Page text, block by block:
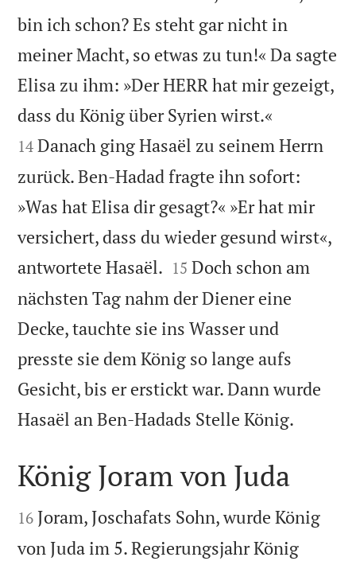
bin ich schon? Es steht gar nicht in
meiner Macht, so etwas zu tun!« Da sagte
Elisa zu ihm: »Der HERR hat mir gezeigt,
dass du König über Syrien wirst.«
14 Danach ging Hasaël zu seinem Herrn
zurück. Ben-Hadad fragte ihn sofort:
»Was hat Elisa dir gesagt?« »Er hat mir
versichert, dass du wieder gesund wirst«,
antwortete Hasaël. 

15 Doch schon am
nächsten Tag nahm der Diener eine
Decke, tauchte sie ins Wasser und
presste sie dem König so lange aufs
Gesicht, bis er erstickt war. Dann wurde
Hasaël an Ben-Hadads Stelle König.

König Joram von Juda

16 Joram, Joschafats Sohn, wurde König
von Juda im 5. Regierungsjahr König